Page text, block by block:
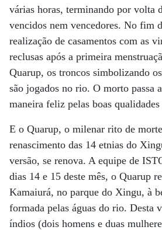
várias horas, terminando por volta
vencidos nem vencedores. No fim
realização de casamentos com as
reclusas após a primeira
Quarup, os troncos simbolizando
são jogados no rio. O morto passa
maneira feliz pelas boas
E o Quarup, o milenar rito de
renascimento das 14 etnias do
versão, se renova. A equipe de
dias 14 e 15 deste mês, o Quarup
Kamaiurá, no parque do Xingu, à
formada pelas águas do rio. Desta
índios (dois homens e duas